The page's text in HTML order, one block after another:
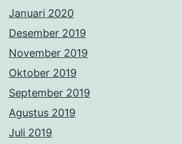
Januari 2020
Desember 2019
November 2019
Oktober 2019
September 2019
Agustus 2019
Juli 2019